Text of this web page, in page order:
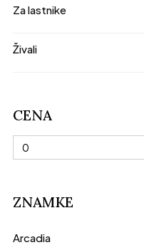
Za lastnike
Živali
CENA
Min
Max
ZNAMKE
Arcadia